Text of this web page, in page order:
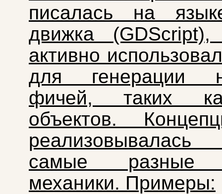
писалась на
движка
активно
для генерации
фичей, таких
объектов.
самые разные
механики. Примеры: